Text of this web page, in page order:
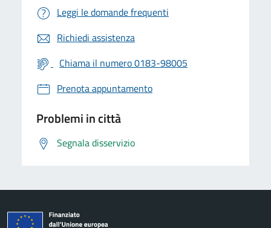
Leggi le domande frequenti
Richiedi assistenza
Chiama il numero 0183-98005
Prenota appuntamento
Problemi in città
Segnala disservizio